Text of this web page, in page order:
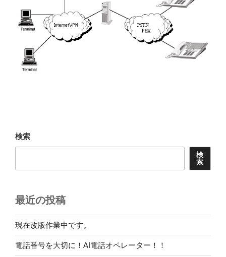
検索
検
索
最近の投稿
現在改版作業中です。
電話番号を大切に！AI電話オペレーター！！